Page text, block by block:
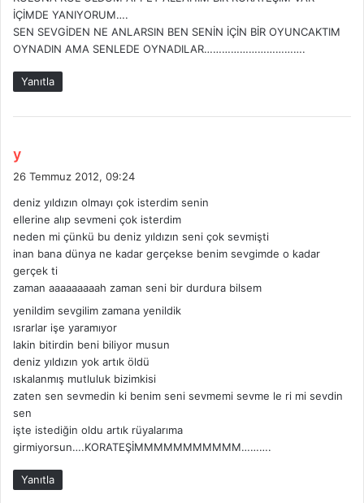
İÇİMDE YANIYORUM….
SEN SEVGİDEN NE ANLARSIN BEN SENİN İÇİN BİR OYUNCAKTIM
OYNADIN AMA SENLEDE OYNADILAR…………………………….
Yanıtla
y
i
k
i
26 Temmuz 2012, 09:24
deniz yıldızın olmayı çok isterdim senin
ellerine alıp sevmeni çok isterdim
neden mi çünkü bu deniz yıldızın seni çok sevmişti
inan bana dünya ne kadar gerçekse benim sevgimde o kadar
gerçek ti
zaman aaaaaaaaah zaman seni bir durdura bilsem
yenildim sevgilim zamana yenildik
ısrarlar işe yaramıyor
lakin bitirdin beni biliyor musun
deniz yıldızın yok artık öldü
ıskalanmış mutluluk bizimkisi
zaten sen sevmedin ki benim seni sevmemi sevme le ri mi sevdin
sen
işte istediğin oldu artık rüyalarıma
girmiyorsun….KORATEŞİMMMMMMMMMMM……….
Yanıtla